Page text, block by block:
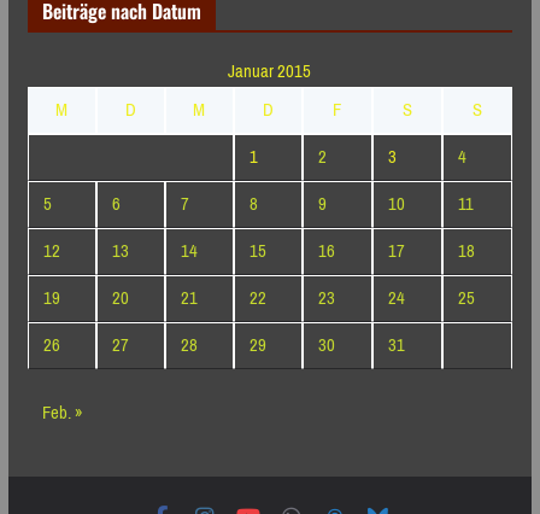
Beiträge nach Datum
Januar 2015
M
D M D F S
S
1
2 3
4
5
6 7 8 9 10
11
12
13 14 15 16 17
18
19
20 21 22 23 24
25
26
27 28 29 30
31
Feb. »